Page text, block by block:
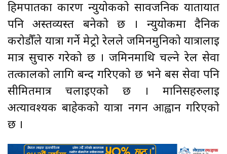
हिमपातका कारण न्युयोर्कको सार्वजनिक यातायात
पनि अस्तव्यस्त बनेको छ । न्युयोर्कमा दैनिक
करोडौँले यात्रा गर्ने मेट्रो रेलले जमिनमुनिको यात्रालाई
मात्र सुचारु गरेको छ । जमिनमाथि चल्ने रेल सेवा
तत्कालको लागि बन्द गरिएको छ भने बस सेवा पनि
सीमितमात्र चलाइएको छ । मानिसहरुलाई
अत्यावश्यक बाहेकको यात्रा नगर्न आह्वान गरिएको
छ ।